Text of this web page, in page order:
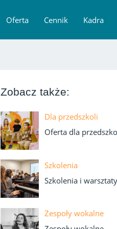
Oferta Cennik Kadra
Zobacz także:
Dla przedszkoli
Oferta dla
Szkolenia
Szkolenia i warsztaty
Zespoły wokalne